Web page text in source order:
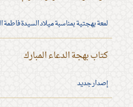
لمعة بهجتية بمناسبة ميلاد السيدة فاطمة
كتاب بهجة الدعاء المبارك
إصدار جديد